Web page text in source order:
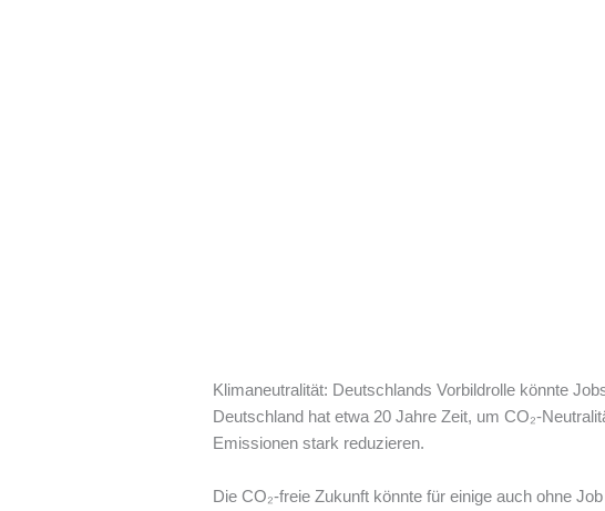
Klimaneutralität: Deutschlands Vorbildrolle könnte
Deutschland hat etwa 20 Jahre Zeit, um CO₂-
Emissionen stark reduzieren.
Die CO₂-freie Zukunft könnte für einige auch ohne